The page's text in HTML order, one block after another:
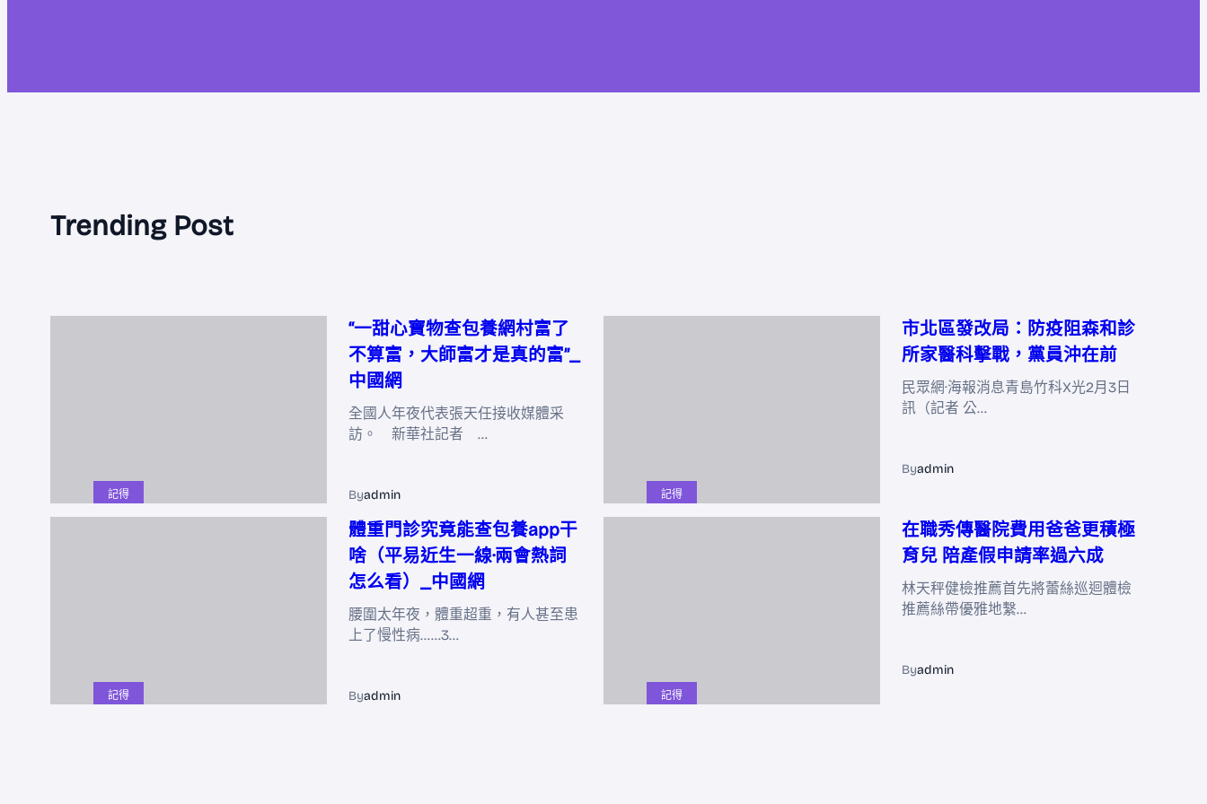
Trending Post
記得
“一甜心寶物查包養網村富了
不算富，大師富才是真的富”_
中國網
全國人年夜代表張天任接收媒體采
訪。 新華社記者 …
Byadmin 記得
市北區發改局：防疫阻森和診
所家醫科擊戰，黨員沖在前
民眾網·海報消息青島竹科X光2月3日
訊（記者 公…
Byadmin
記得
體重門診究竟能查包養app干
啥（平易近生一線·兩會熱詞
怎么看）_中國網
腰圍太年夜，體重超重，有人甚至患
上了慢性病……3…
Byadmin 記得
在職秀傳醫院費用爸爸更積極
育兒 陪產假申請率過六成
林天秤健檢推薦首先將蕾絲巡迴體檢
推薦絲帶優雅地繫…
Byadmin